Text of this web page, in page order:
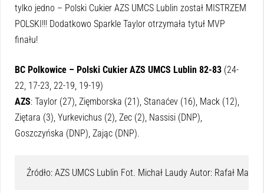
tylko jedno – Polski Cukier AZS UMCS Lublin został MISTRZEM
POLSKI!!! Dodatkowo Sparkle Taylor otrzymała tytuł MVP
finału!
BC Polkowice – Polski Cukier AZS UMCS Lublin 82-83 (24-
22, 17-23, 22-19, 19-19)
AZS: Taylor (27), Zięmborska (21), Stanaćev (16), Mack (12),
Ziętara (3), Yurkevichus (2), Zec (2), Nassisi (DNP),
Goszczyńska (DNP), Zając (DNP).
Źródło: AZS UMCS Lublin Fot. Michał Laudy Autor: Rafał Małys